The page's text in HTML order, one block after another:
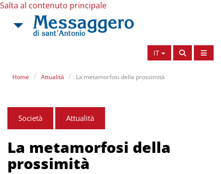
Salta al contenuto principale
IT
Home Attualità La metamorfosi della prossimità
Società Attualità
La metamorfosi della
prossimità